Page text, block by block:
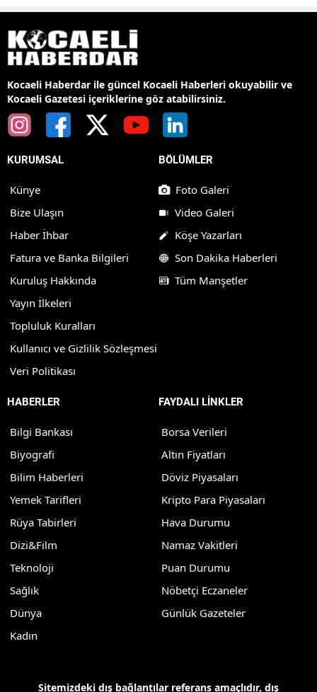
Kocaeli Haberdar ile güncel Kocaeli Haberleri okuyabilir ve
Kocaeli Gazetesi içeriklerine göz atabilirsiniz.
KURUMSAL
Künye
Bize Ulaşın
Haber İhbar
Fatura ve Banka Bilgileri
Kuruluş Hakkında
Yayın İlkeleri
Topluluk Kuralları
Kullanıcı ve Gizlilik Sözleşmesi
Veri Politikası
BÖLÜMLER
Foto Galeri
Video Galeri
Köşe Yazarları
Son Dakika Haberleri
Tüm Manşetler
HABERLER
Bilgi Bankası
Biyografi
Bilim Haberleri
Yemek Tarifleri
Rüya Tabirleri
Dizi&Film
Teknoloji
Sağlık
Dünya
Kadın
FAYDALI LİNKLER
Borsa Verileri
Altın Fiyatları
Döviz Piyasaları
Kripto Para Piyasaları
Hava Durumu
Namaz Vakitleri
Puan Durumu
Nöbetçi Eczaneler
Günlük Gazeteler
Sitemizdeki dış bağlantılar referans amaçlıdır, dış